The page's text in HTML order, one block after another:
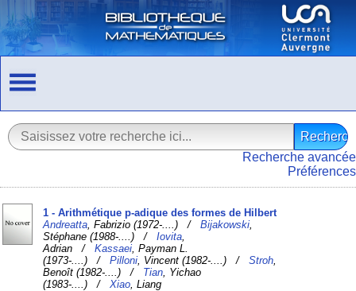
Recherche avancée
Préférences
1 - Arithmétique p-adique des formes de Hilbert
Andreatta , Fabrizio (1972-....) /Bijakowski
Stéphane (1988-....) /Iovita
Adrian /Kassaei , Payman L.
(1973-....) /Pilloni , Vincent (1982-....) /Stroh
Benoît (1982-....) / Tian , Yichao
(1983-....) /Xiao , Liang